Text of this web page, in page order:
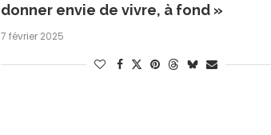
donner envie de vivre, à fond »
7 février 2025